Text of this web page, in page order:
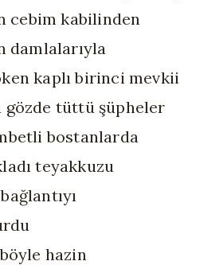
cebim kabilinden
damlalarıyla
kaplı birinci mevkii
tüttü şüpheler
bostanlarda
teyakkuzu
hazin